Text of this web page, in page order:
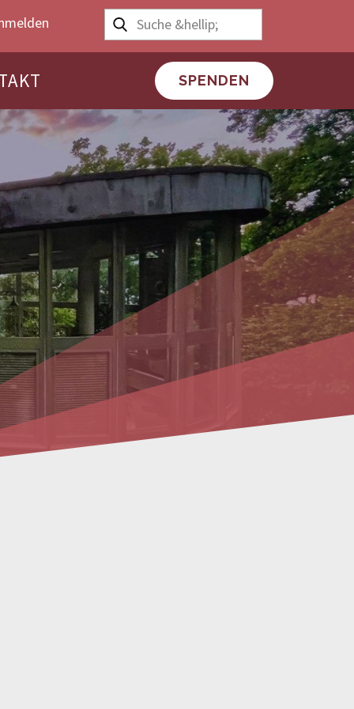
SPENDEN